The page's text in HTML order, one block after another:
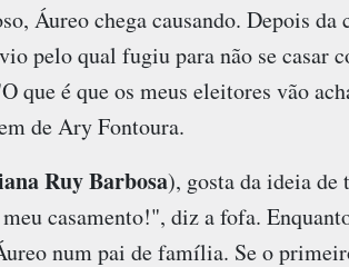
Áureo chega causando. Depois
pelo qual fugiu para não se casar
que é que os meus eleitores vão
de Ary Fontoura.
Ruy Barbosa), gosta da ideia de
casamento!", diz a fofa.
num pai de família. Se o